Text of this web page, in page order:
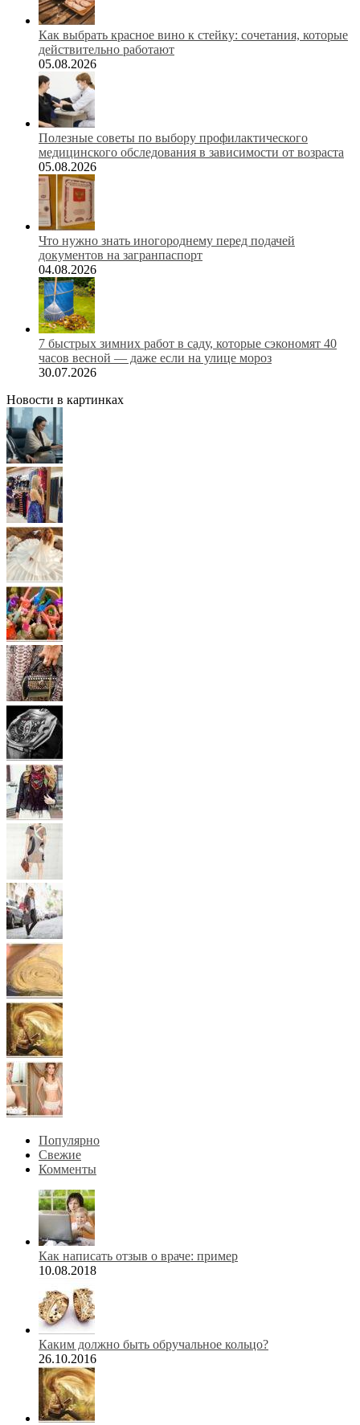
Как выбрать красное вино к стейку: сочетания, которые
действительно работают
05.08.2026
Полезные советы по выбору профилактического
медицинского обследования в зависимости от возраста
05.08.2026
Что нужно знать иногороднему перед подачей
документов на загранпаспорт
04.08.2026
7 быстрых зимних работ в саду, которые сэкономят 40
часов весной — даже если на улице мороз
30.07.2026
Новости в картинках
Популярно
Свежие
Комменты
Как написать отзыв о враче: пример
10.08.2018
Каким должно быть обручальное кольцо?
26.10.2016